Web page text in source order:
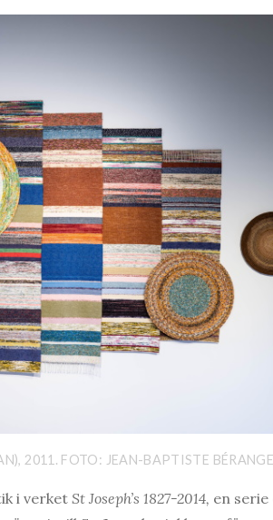
2011. FOTO: JEAN-BAPTISTE
i verket St Joseph’s 1827-2014, en serie